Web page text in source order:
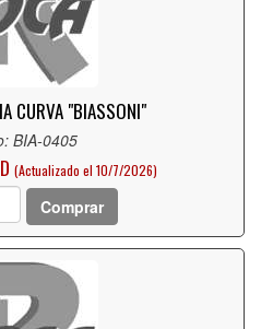
CURVA "BIASSONI"
BIA-0405
(Actualizado el 10/7/2026)
Comprar